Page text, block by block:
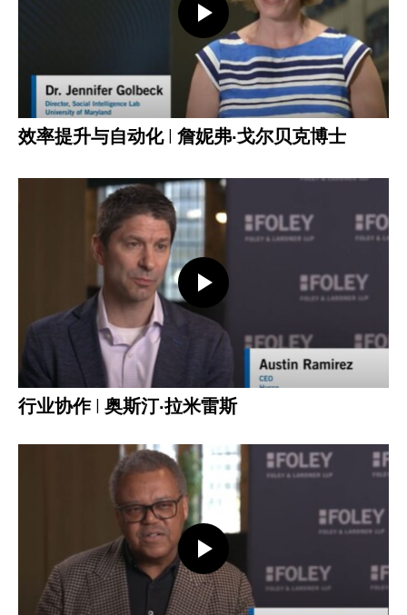
打开视频
效率提升与自动化 | 詹妮弗·戈尔贝克博士
打开视频
行业协作 | 奥斯汀·拉米雷斯
打开视频